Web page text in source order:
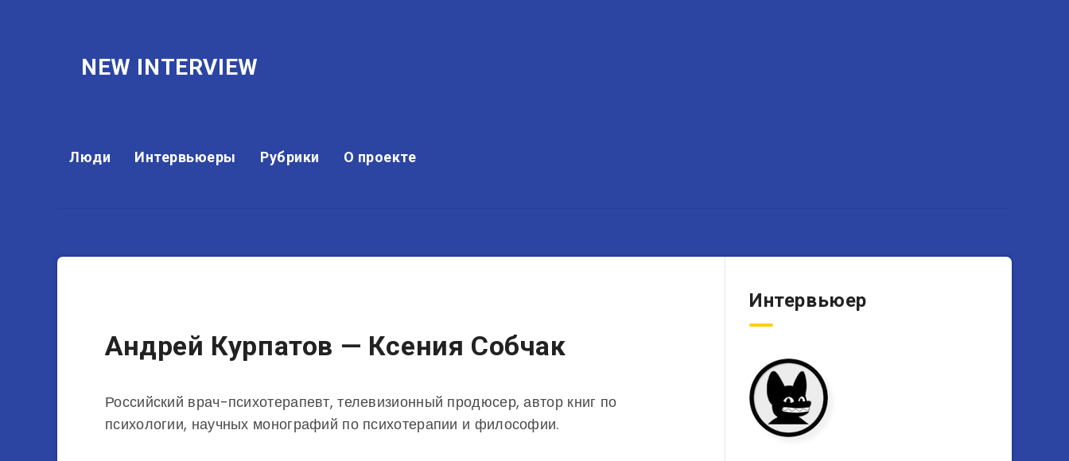
NEW INTERVIEW
Люди Интервьюеры Рубрики О проекте
Андрей Курпатов — Ксения Собчак
Российский врач-психотерапевт, телевизионный продюсер, автор книг по
психологии, научных монографий по психотерапии и философии.
Интервьюер